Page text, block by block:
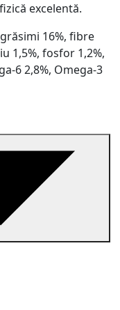
excelentă.
16%, fibre
1,5%, fosfor 1,2%,
6 2,8%, Omega-3